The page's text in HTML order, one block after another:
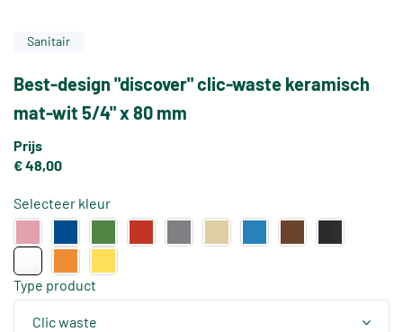
Sanitair
Best-design "discover" clic-waste keramisch
mat-wit 5/4" x 80 mm
Prijs
€ 48,00
Selecteer kleur
Type product
Clic waste